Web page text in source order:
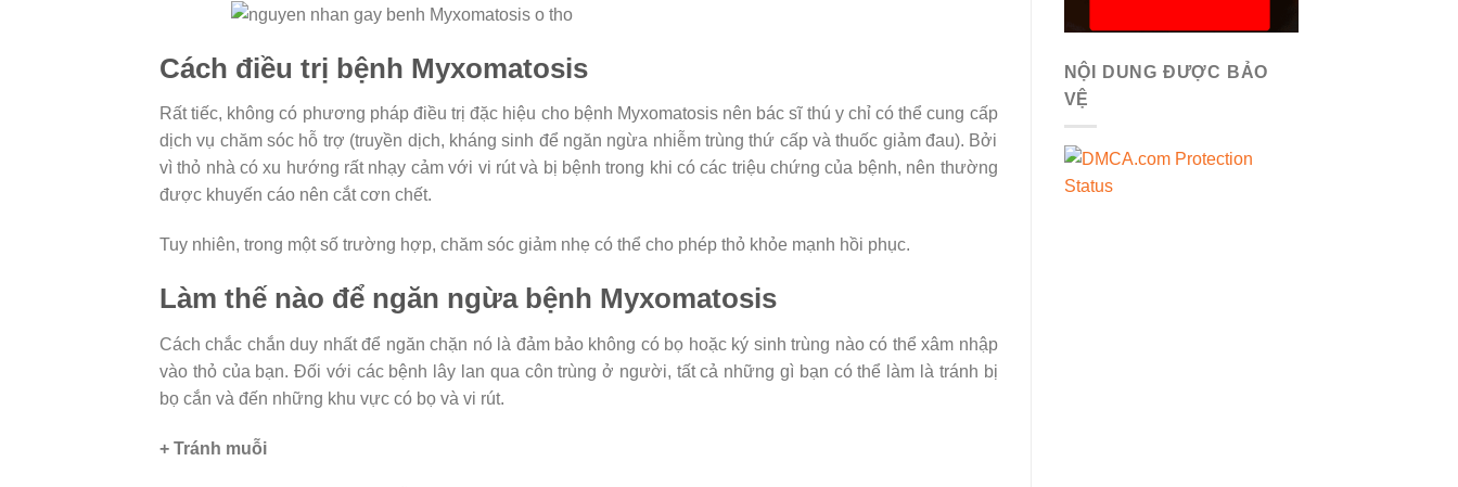
Cách điều trị bệnh Myxomatosis
Rất tiếc, không có phương pháp điều trị đặc hiệu cho bệnh Myxomatosis nên bác sĩ thú y chỉ có thể cung cấp
dịch vụ chăm sóc hỗ trợ (truyền dịch, kháng sinh để ngăn ngừa nhiễm trùng thứ cấp và thuốc giảm đau). Bởi
vì thỏ nhà có xu hướng rất nhạy cảm với vi rút và bị bệnh trong khi có các triệu chứng của bệnh, nên thường
được khuyến cáo nên cắt cơn chết.
Tuy nhiên, trong một số trường hợp, chăm sóc giảm nhẹ có thể cho phép thỏ khỏe mạnh hồi phục.
Làm thế nào để ngăn ngừa bệnh Myxomatosis
Cách chắc chắn duy nhất để ngăn chặn nó là đảm bảo không có bọ hoặc ký sinh trùng nào có thể xâm nhập
vào thỏ của bạn. Đối với các bệnh lây lan qua côn trùng ở người, tất cả những gì bạn có thể làm là tránh bị
bọ cắn và đến những khu vực có bọ và vi rút.
+ Tránh muỗi
NỘI DUNG ĐƯỢC BẢO
VỆ